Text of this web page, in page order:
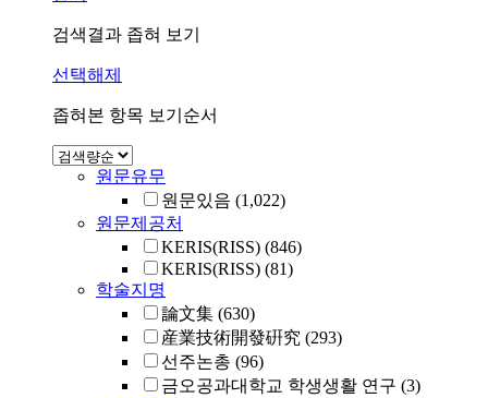
검색결과 좁혀 보기
선택해제
좁혀본 항목 보기순서
원문유무
원문있음 (1,022)
원문제공처
KERIS(RISS) (846)
KERIS(RISS) (81)
학술지명
論文集 (630)
産業技術開發硏究 (293)
선주논총 (96)
금오공과대학교 학생생활 연구 (3)